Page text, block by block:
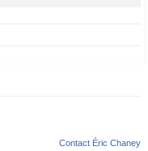
Contact Éric Chaney